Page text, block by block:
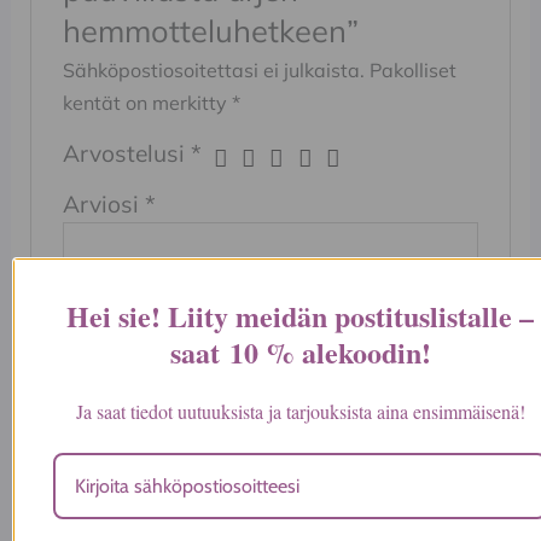
hemmotteluhetkeen”
Sähköpostiosoitettasi ei julkaista. Pakolliset
kentät on merkitty *
Arvostelusi *
Arviosi *
Sähköposti*
Hei sie! Liity meidän postituslistalle –
saat 10 % alekoodin!
Ja saat tiedot uutuuksista ja tarjouksista aina ensimmäisenä!